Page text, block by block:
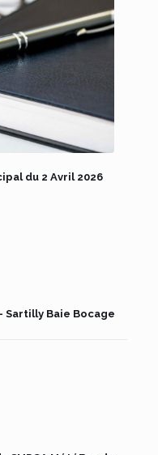
du 2 Avril 2026
Sartilly Baie Bocage